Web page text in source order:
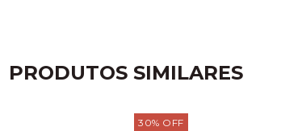
PRODUTOS SIMILARES
30% OFF